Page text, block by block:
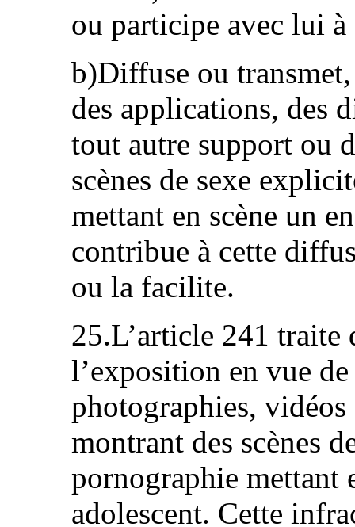
ou participe avec lui à
b)Diffuse ou
des applications, des
tout autre support ou
scènes de sexe
mettant en scène un
contribue à cette
ou la facilite.
25.L’article 241 traite
l’exposition en vue
photographies, vidéos
montrant des scènes
pornographie mettant
adolescent. Cette